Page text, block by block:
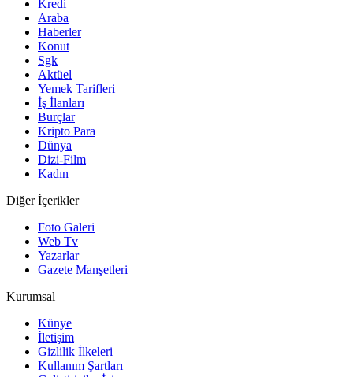
Kredi
Araba
Haberler
Konut
Sgk
Aktüel
Yemek Tarifleri
İş İlanları
Burçlar
Kripto Para
Dünya
Dizi-Film
Kadın
Diğer İçerikler
Foto Galeri
Web Tv
Yazarlar
Gazete Manşetleri
Kurumsal
Künye
İletişim
Gizlilik İlkeleri
Kullanım Şartları